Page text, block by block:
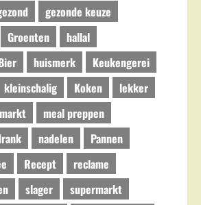
gezonde keuze
Groenten
hallal
huismerk
Keukengerei
kleinschalig Koken
lekker
markt
meal preppen
nadelen
Pannen
Recept
reclame
slager
supermarkt